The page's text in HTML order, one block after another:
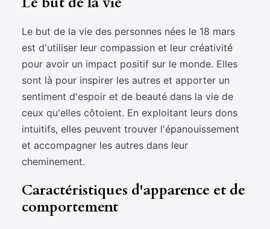
Le but de la vie des personnes nées le 18 mars
est d'utiliser leur compassion et leur créativité
pour avoir un impact positif sur le monde. Elles
sont là pour inspirer les autres et apporter un
sentiment d'espoir et de beauté dans la vie de
ceux qu'elles côtoient. En exploitant leurs dons
intuitifs, elles peuvent trouver l'épanouissement
et accompagner les autres dans leur
cheminement.
Caractéristiques d'apparence et de
comportement